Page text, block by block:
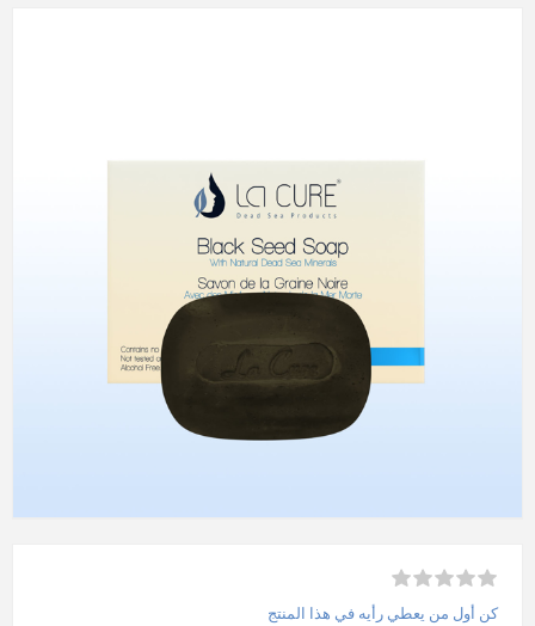
كن أول من يعطي رأيه في هذا المنتج